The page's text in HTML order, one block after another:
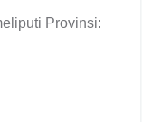
Provinsi: